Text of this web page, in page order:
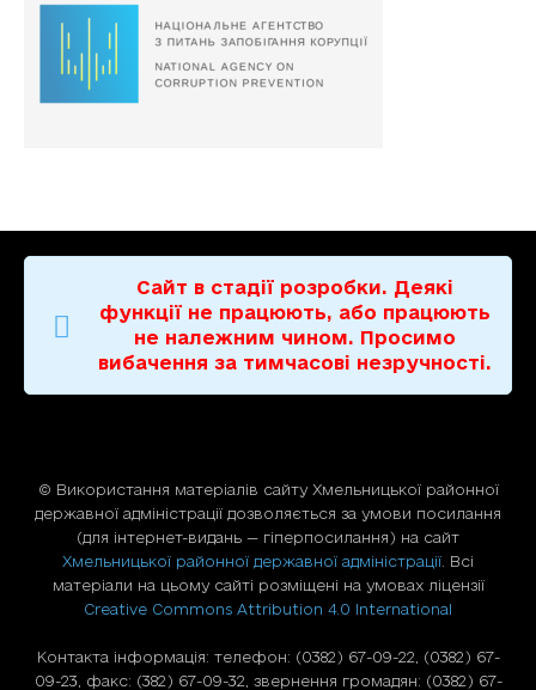
Сайт в стадії розробки. Деякі
функції не працюють, або працюють
не належним чином. Просимо
вибачення за тимчасові незручності.
© Використання матерiалiв сайту Хмельницької районної
державної адміністрації дозволяється за умови посилання
(для iнтернет-видань — гiперпосилання) на сайт
Хмельницької районної державної адміністрації . Всі
матеріали на цьому сайті розміщені на умовах ліцензії
Creative Commons Attribution 4.0 International
Контакта інформація: телефон: (0382) 67-09-22, (0382) 67-
09-23, факс: (382) 67-09-32, звернення громадян: (0382) 67-